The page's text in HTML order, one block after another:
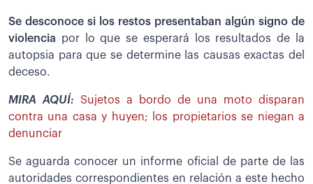
Se desconoce si los restos presentaban algún signo de
violencia por lo que se esperará los resultados de la
autopsia para que se determine las causas exactas del
deceso.
MIRA AQUÍ:
Sujetos a bordo de una moto disparan
contra una casa y huyen; los propietarios se niegan a
denunciar
Se aguarda conocer un informe oficial de parte de las
autoridades correspondientes en relación a este hecho